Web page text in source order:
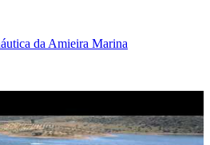
da Amieira Marina